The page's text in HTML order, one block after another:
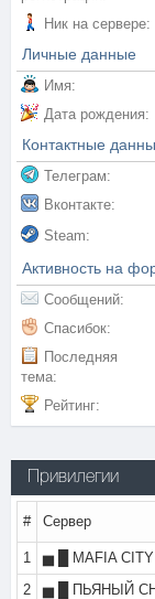
Ник на сервере:
Личные данные
Имя:
Дата рождения:
Контактные
Телеграм:
Вконтакте:
Steam:
Активность на
Сообщений:
Спасибок:
Последняя
тема:
Рейтинг:
Привилегии
# Сервер
1 ▅ █ MAFIA
2
▅ █ ПЬЯНЫЙ